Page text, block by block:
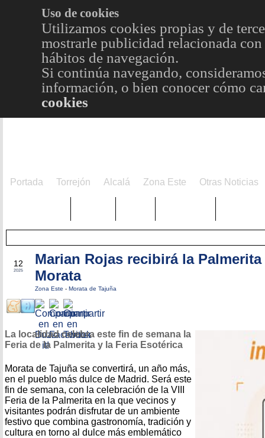
Uso de cookies
Utilizamos cookies propias y de
mostrarle publicidad relacionada
hábitos de navegación.
Si continúa navegando,
información, o bien conocer cómo
cookies
Portada Torrejón Alcalá Zona Este Otras Noticias
12
2025
Marian Rojas recibirá la
Morata
Zona Este - Morata de Tajuña
La localidad celebra este fin de semana la
Feria de la Palmerita y la Feria Esotérica
Morata de Tajuña se convertirá, un año más,
en el pueblo más dulce de Madrid. Será este
fin de semana, con la celebración de la VIII
Feria de la Palmerita en la que vecinos y
visitantes podrán disfrutar de un ambiente
festivo que combina gastronomía, tradición y
cultura en torno al dulce más emblemático